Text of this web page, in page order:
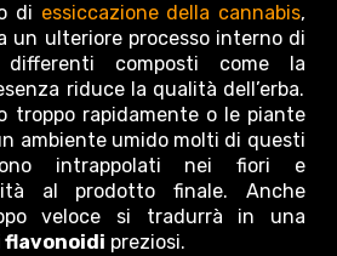
di essiccazione della cannabis,
un ulteriore processo interno di
differenti composti come la
riduce la qualità dell’erba.
troppo rapidamente o le piante
ambiente umido molti di questi
intrappolati nei fiori e
al prodotto finale. Anche
veloce si tradurrà in una
flavonoidi preziosi.